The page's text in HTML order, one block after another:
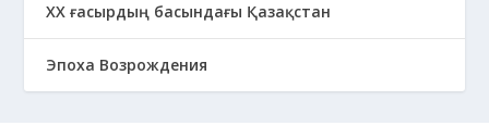
ХХ ғасырдың басындағы Қазақстан
Эпоха Возрождения